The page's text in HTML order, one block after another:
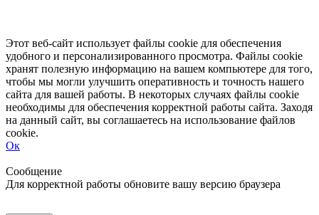
Этот веб-сайт использует файлы cookie для обеспечения
удобного и персонализированного просмотра. Файлы cookie
хранят полезную информацию на вашем компьютере для того,
чтобы мы могли улучшить оперативность и точность нашего
сайта для вашей работы. В некоторых случаях файлы cookie
необходимы для обеспечения корректной работы сайта. Заходя
на данный сайт, вы соглашаетесь на использование файлов
cookie.
Ок
Сообщение
Для корректной работы обновите вашу версию браузера